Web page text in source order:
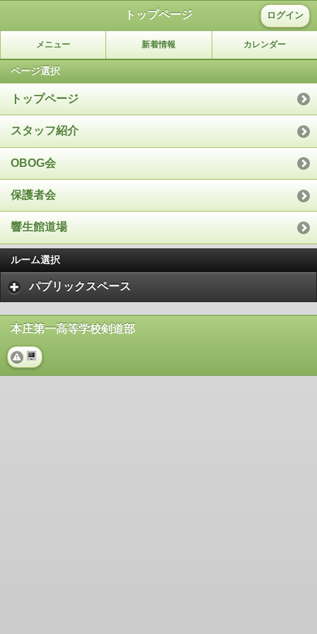
トップページ ログイン
メニュー 新着情報 カレンダー
ページ選択
トップページ
スタッフ紹介
OBOG会
保護者会
響生館道場
ルーム選択
パブリックスペース
本庄第一高等学校剣道部